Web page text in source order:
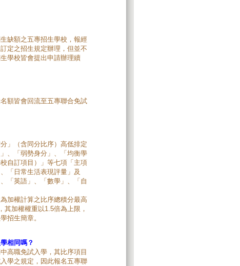
缺額之五專招生學校，報經
定之招生規定辦理，但並不
學校皆會提出申請辦理續
額皆會回流至五專聯合免試
」（含同分比序）高低排定
、「弱勢身分」、「均衡學
自訂項目）」等七項「主項
「日常生活表現評量」及
「英語」、「數學」、「自
加權計算之比序總積分最高
加權權重以1.5倍為上限，
招生簡章。
相同嗎？
高職免試入學，其比序項目
學之規定，因此報名五專聯